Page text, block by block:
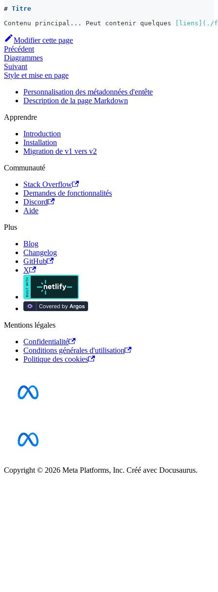
# Titre
Contenu principal... Peut contenir quelques
liens ]( ./
Modifier cette page
Précédent
Diagrammes
Suivant
Style et mise en page
Personnalisation des métadonnées d'entête
Description de la page Markdown
Apprendre
Introduction
Installation
Migration de v1 vers v2
Communauté
Stack Overflow
Demandes de fonctionnalités
Discord
Aide
Plus
Blog
Changelog
GitHub
X
Mentions légales
Confidentialité
Conditions générales d'utilisation
Politique des cookies
Copyright © 2026 Meta Platforms, Inc. Créé avec Docusaurus.